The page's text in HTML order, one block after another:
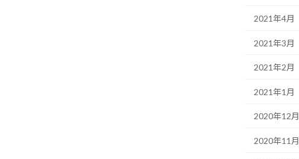
2021年4月
2021年3月
2021年2月
2021年1月
2020年12月
2020年11月